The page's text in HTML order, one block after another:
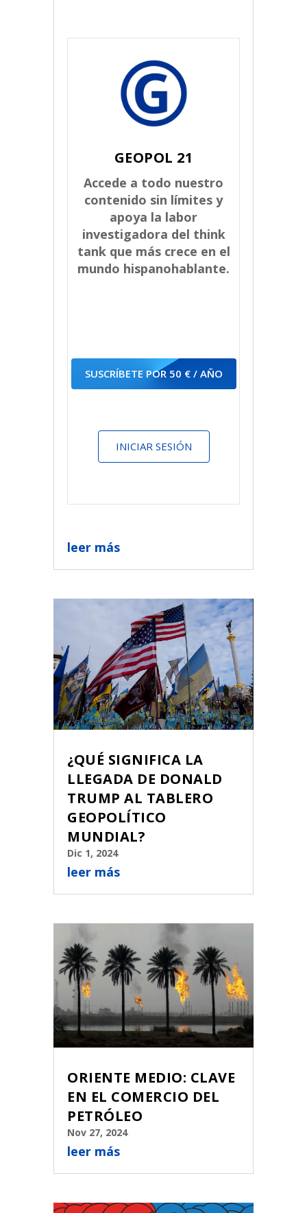
GEOPOL 21
Accede a todo nuestro
contenido sin límites y
apoya la labor
investigadora del think
tank que más crece en el
mundo hispanohablante.
SUSCRÍBETE POR 50 € / AÑO
INICIAR SESIÓN
leer más
¿QUÉ SIGNIFICA LA
LLEGADA DE DONALD
TRUMP AL TABLERO
GEOPOLÍTICO
MUNDIAL?
Dic 1, 2024
leer más
ORIENTE MEDIO: CLAVE
EN EL COMERCIO DEL
PETRÓLEO
Nov 27, 2024
leer más